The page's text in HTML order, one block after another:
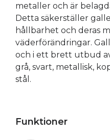
metaller och är
Detta säkerställer
hållbarhet och deras
väderförändringar.
och i ett brett utbud
grå, svart, metallisk,
stål.
Funktioner